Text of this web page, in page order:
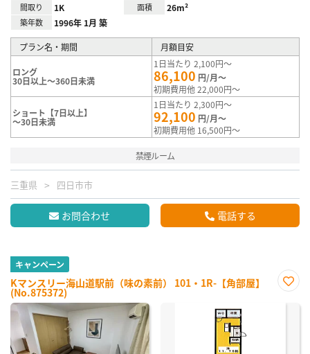
間取り 1K 面積 26m²
築年数 1996年 1月 築
プラン名・期間 月額目安
ロング
30日以上～360日未満
1日当たり 2,100円～
86,100 円/月～
初期費用他 22,000円～
ショート【7日以上】
～30日未満
1日当たり 2,300円～
92,100 円/月～
初期費用他 16,500円～
禁煙ルーム
三重県 四日市市
お問合わせ 電話する
キャンペーン
Kマンスリー海山道駅前（味の素前） 101・1R-【角部屋】
(No.875372)
に入